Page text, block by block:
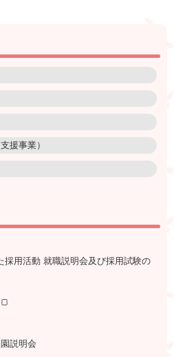
援事業）
採用活動 就職説明会及び採用試験の
説明会